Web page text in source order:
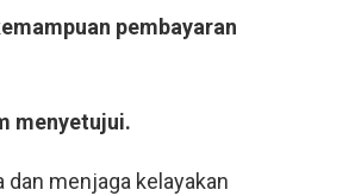
pembayaran
menyetujui.
menjaga kelayakan